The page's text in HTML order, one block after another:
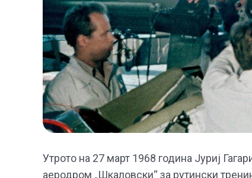
Утрото на 27 март 1968 година Јуриј
аеродром „Шкаловски“ за рутински